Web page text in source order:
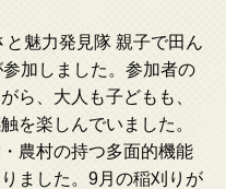
魅力発見隊 親子で田ん
加しました。参加者の
ら、大人も子どもも、
を楽しんでいました。
農村の持つ多面的機能
ました。9月の稲刈りが